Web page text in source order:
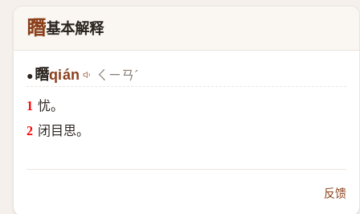
䁮基本解释
● 䁮qián ㄑㄧㄢˊ
忧。
闭目思。
反馈